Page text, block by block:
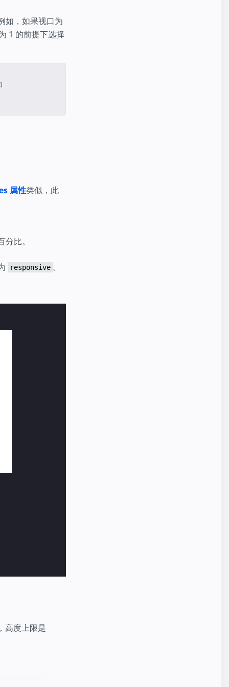
如，如果视口为
1 的前提下选择
属性类似，此
比。
responsive 。
高度上限是